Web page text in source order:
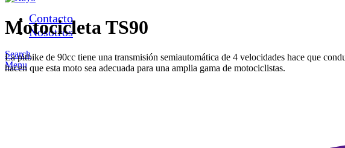
Contacto
Nosotros
Search
Menu
Motocicleta TS90
La pitbike de 90cc tiene una transmisión semiautomática de 4 velocidades hace que
hacen que esta moto sea adecuada para una amplia gama de motociclistas.